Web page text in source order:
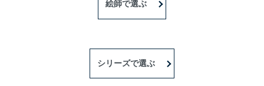
絵師で選ぶ
シリーズで選ぶ